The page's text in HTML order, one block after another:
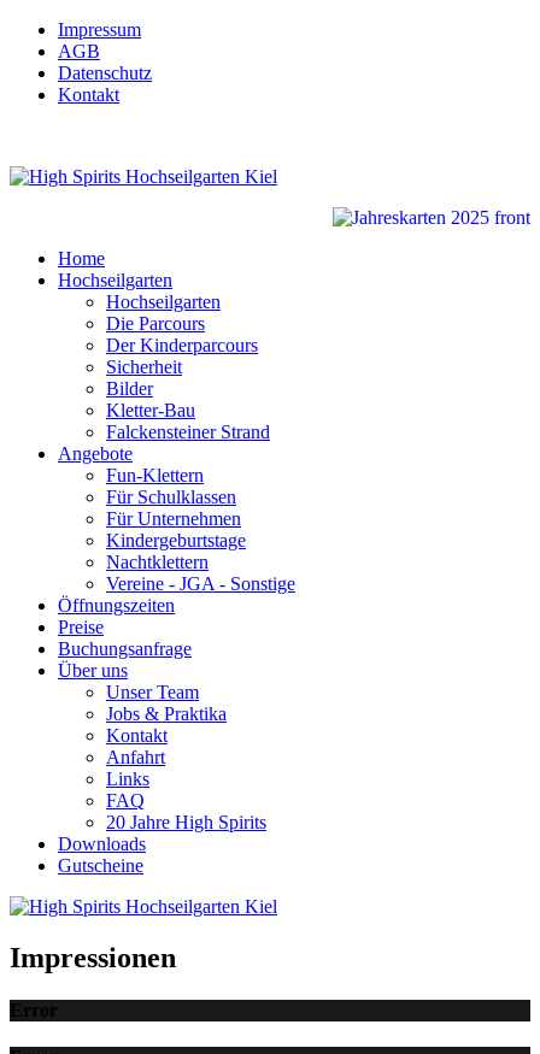
Impressum
AGB
Datenschutz
Kontakt
Home
Hochseilgarten
Hochseilgarten
Die Parcours
Der Kinderparcours
Sicherheit
Bilder
Kletter-Bau
Falckensteiner Strand
Angebote
Fun-Klettern
Für Schulklassen
Für Unternehmen
Kindergeburtstage
Nachtklettern
Vereine - JGA - Sonstige
Öffnungszeiten
Preise
Buchungsanfrage
Über uns
Unser Team
Jobs & Praktika
Kontakt
Anfahrt
Links
FAQ
20 Jahre High Spirits
Downloads
Gutscheine
Impressionen
Error